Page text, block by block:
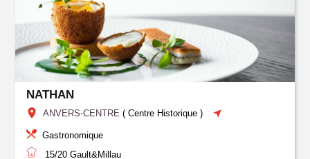
NATHAN
ANVERS-CENTRE (Centre Historique )
Gastronomique
15/20 Gault&Millau